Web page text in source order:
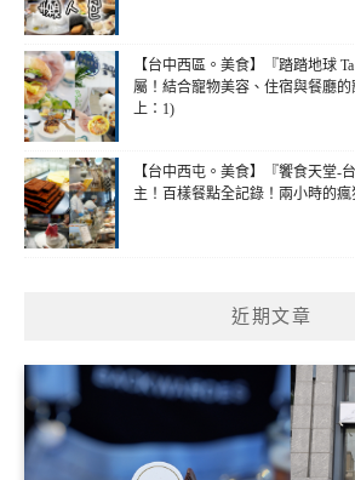
【台中西區。美食】『踏踏地球
屬！結合寵物美容、住宿與餐廳
上：1)
【台中西屯。美食】『饗食天堂-
主！百樣餐點全記錄！兩小時的
近期文章